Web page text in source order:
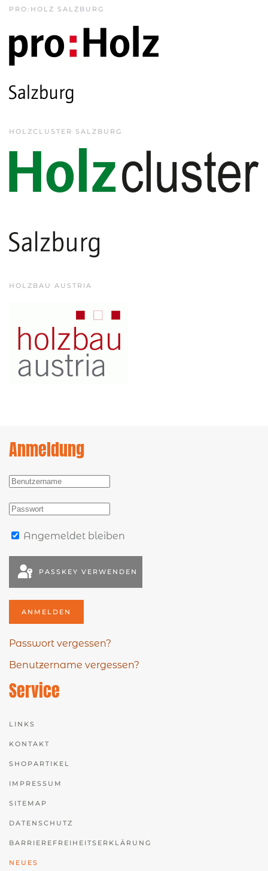
PRO:HOLZ SALZBURG
HOLZCLUSTER SALZBURG
HOLZBAU AUSTRIA
Anmeldung
Angemeldet bleiben
PASSKEY VERWENDEN
ANMELDEN
Passwort vergessen?
Benutzername vergessen?
Service
LINKS
KONTAKT
SHOPARTIKEL
IMPRESSUM
SITEMAP
DATENSCHUTZ
BARRIEREFREIHEITSERKLÄRUNG
NEUES